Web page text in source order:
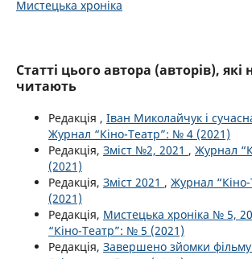
Мистецька хроніка
Статті цього автора (авторів),
читають
Редакція , Іван Миколайчук і
Журнал “Кіно-Театр”: № 4 (2021)
Редакція, Зміст №2, 2021 , Журнал
(2021)
Редакція, Зміст 2021 , Журнал
(2021)
Редакція, Мистецька хроніка № 5,
“Кіно-Театр”: № 5 (2021)
Редакція, Завершено зйомки фільму